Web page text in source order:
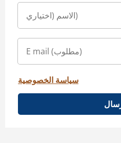
سياسة الخصوصية